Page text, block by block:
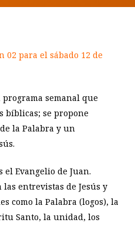
02 para el sábado 12 de
programa semanal que
bíblicas; se propone
la Palabra y un
Evangelio de Juan.
entrevistas de Jesús y
como la Palabra (logos), la
Santo, la unidad, los